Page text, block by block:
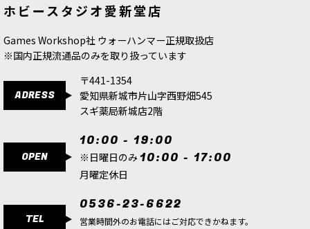
BROWN ゴルグファグ・ブラウン [23-
26 ]
580
(税込)
11
ホビースタジオ愛新堂店
Games Workshop社 ウォーハンマー正規取扱店
※国内正規流通品のみを取り扱っています
ADRESS
〒441-1354
愛知県新城市片山字西野畑545
スギ薬局新城店2階
OPEN
10:00 - 19:00
※日曜日のみ 10:00 - 17:00
月曜定休日
TEL
0536-23-6622
営業時間外のお電話にはご対応できかねます。